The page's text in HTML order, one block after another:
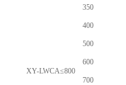
350
400
XY-LWCA≤800
500
600
700